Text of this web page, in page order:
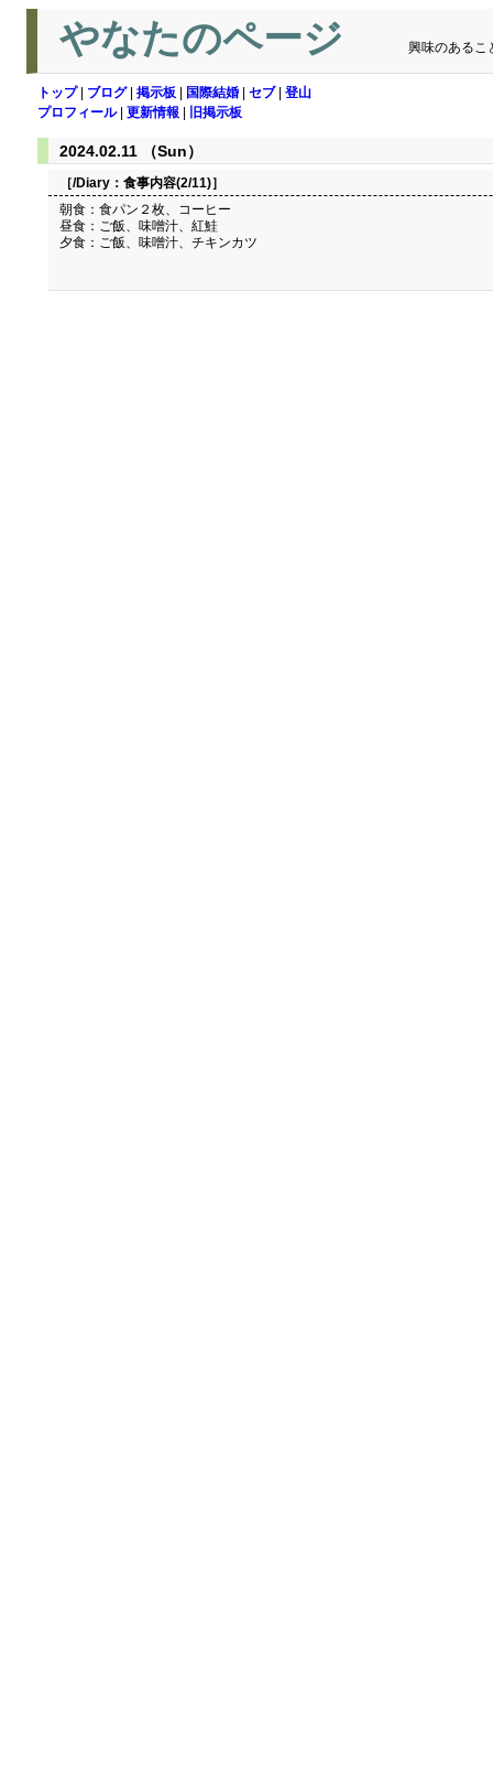
やなたのページ 興味のあるこ
トップ| ブログ| 掲示板 国際結婚 セブ| 登山
プロフィール| 更新情報 旧掲示板
2024.02.11 （Sun）
［/Diary： 食事内容(2/11)］
朝食：食パン２枚、コーヒー
昼食：ご飯、味噌汁、紅鮭
夕食：ご飯、味噌汁、チキンカツ